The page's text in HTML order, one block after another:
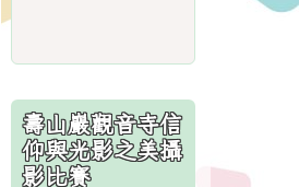
壽山巖觀音寺信
仰與光影之美攝
影比賽